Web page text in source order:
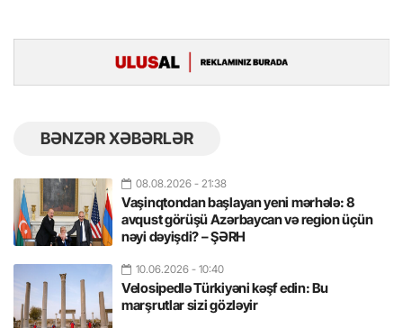
BƏNZƏR XƏBƏRLƏR
08.08.2026 - 21:38
Vaşinqtondan başlayan yeni mərhələ: 8
avqust görüşü Azərbaycan və region üçün
nəyi dəyişdi? – ŞƏRH
10.06.2026 - 10:40
Velosipedlə Türkiyəni kəşf edin: Bu
marşrutlar sizi gözləyir